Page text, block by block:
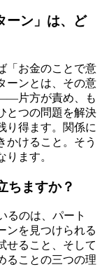
ーン」は、ど
「お金のことで意
ーンとは、その意
片方が責め、も
とつの問題を解決
り得ます。関係に
かけること。そう
ます。
ちますか？
るのは、パート
ンを見つけられる
せること、そして
ることの三つの理